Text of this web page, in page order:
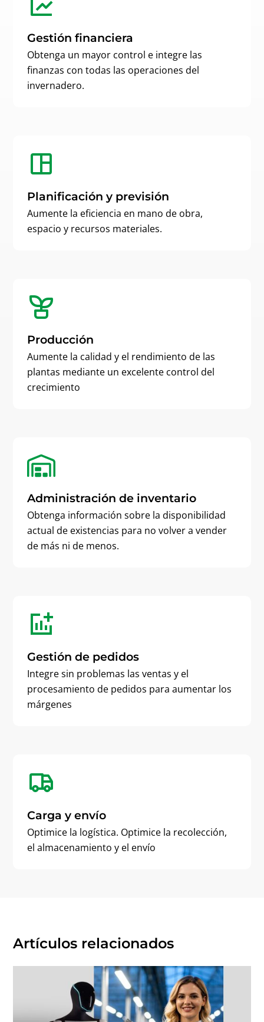
Gestión financiera
Obtenga un mayor control e integre las
finanzas con todas las operaciones del
invernadero.
Planificación y previsión
Aumente la eficiencia en mano de obra,
espacio y recursos materiales.
Producción
Aumente la calidad y el rendimiento de las
plantas mediante un excelente control del
crecimiento
Administración de inventario
Obtenga información sobre la disponibilidad
actual de existencias para no volver a vender
de más ni de menos.
Gestión de pedidos
Integre sin problemas las ventas y el
procesamiento de pedidos para aumentar los
márgenes
Carga y envío
Optimice la logística. Optimice la recolección,
el almacenamiento y el envío
Artículos relacionados